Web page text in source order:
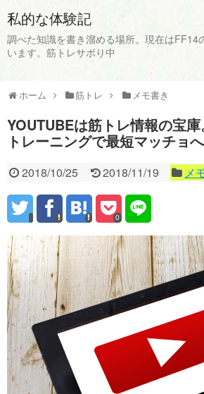
私的な体験記
調べた知識を書き溜める場所。現在はFF14
います。筋トレサボり中
ホーム 筋トレ メモ書き
YOUTUBEは筋トレ情報の宝
トレーニングで最短マッチョへ
2018/10/25 2018/11/19 メ
0